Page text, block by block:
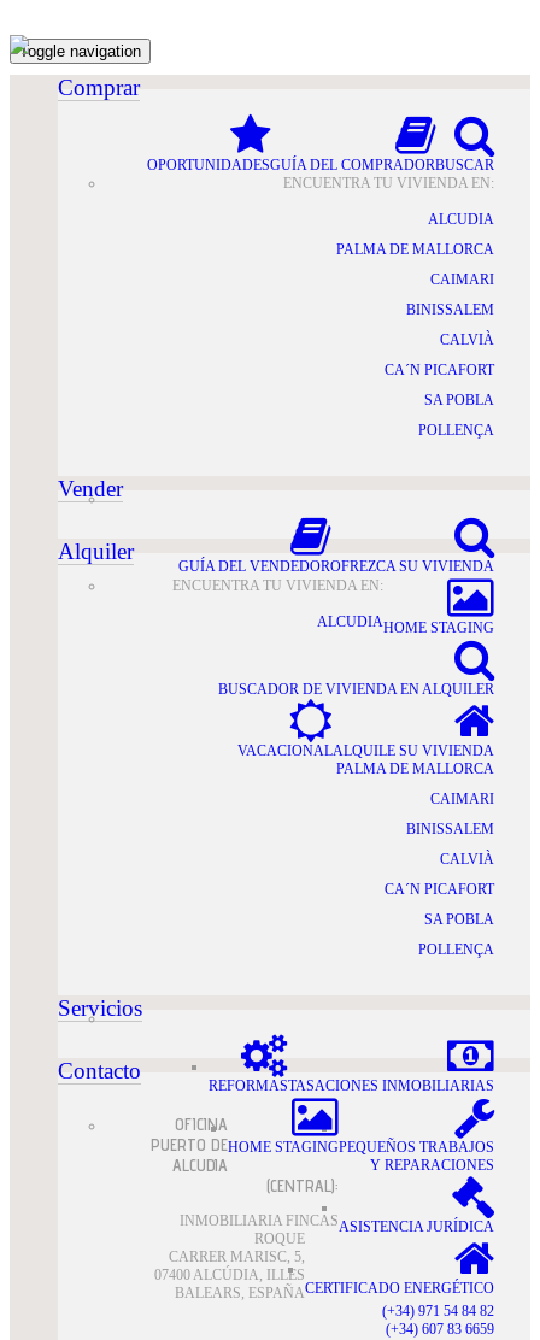
Toggle navigation
Comprar
BUSCAR
GUÍA DEL COMPRADOR
OPORTUNIDADES
ENCUENTRA TU VIVIENDA EN:
ALCUDIA
PALMA DE MALLORCA
CAIMARI
BINISSALEM
CALVIÀ
CA´N PICAFORT
SA POBLA
POLLENÇA
Vender
OFREZCA SU VIVIENDA
GUÍA DEL VENDEDOR
HOME STAGING
Alquiler
BUSCADOR DE VIVIENDA EN ALQUILER
ALQUILE SU VIVIENDA
VACACIONAL
ENCUENTRA TU VIVIENDA EN:
ALCUDIA
PALMA DE MALLORCA
CAIMARI
BINISSALEM
CALVIÀ
CA´N PICAFORT
SA POBLA
POLLENÇA
Servicios
TASACIONES INMOBILIARIAS
REFORMAS
PEQUEÑOS TRABAJOS
Y REPARACIONES
HOME STAGING
ASISTENCIA JURÍDICA
CERTIFICADO ENERGÉTICO
Contacto
OFICINA
PUERTO DE
ALCUDIA
(CENTRAL):
INMOBILIARIA FINCAS
ROQUE
CARRER MARISC, 5,
07400 ALCÚDIA, ILLES
BALEARS, ESPAÑA
(+34) 971 54 84 82
(+34) 607 83 6659